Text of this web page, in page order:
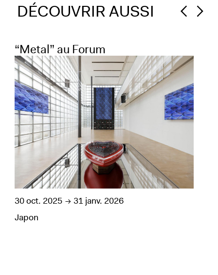
DÉCOUVRIR AUSSI
“Metal” au Forum
30 oct. 2025
31 janv. 2026
Japon